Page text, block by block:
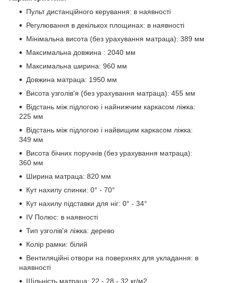
Пульт дистанційного керування: в наявності
Регулювання в декількох площинах: в наявності
Мінімальна висота (без урахування матраца): 389 мм
Максимальна довжина : 2040 мм
Максимальна ширина: 960 мм
Довжина матраца: 1950 мм
Висота узголів'я (без урахування матраца): 455 мм
Відстань між підлогою і найнижчим каркасом ліжка:
225 мм
Відстань між підлогою і найвищим каркасом ліжка:
349 мм
Висота бічних поручнів (без урахування матраца):
360 мм
Ширина матраца: 820 мм
Кут нахилу спинки: 0° - 70°
Кут нахилу підставки для ніг: 0° - 34°
IV Полюс: в наявності
Тип узголів'я ліжка: дерево
Колір рамки: білий
Вентиляційні отвори на поверхнях для укладання: в
наявності
Щільність матраца: 22 - 28 - 32 кг/м2